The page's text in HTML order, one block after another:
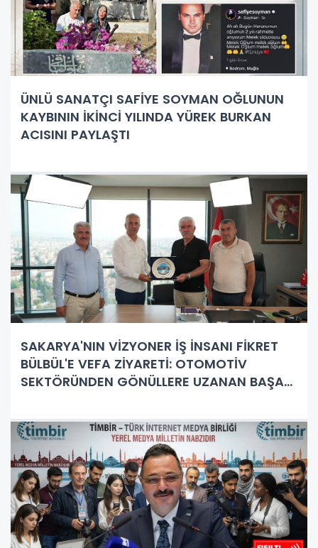
ÜNLÜ SANATÇI SAFİYE SOYMAN OĞLUNUN
KAYBININ İKİNCİ YILINDA YÜREK BURKAN
ACISINI PAYLAŞTI
SAKARYA'NIN VİZYONER İŞ İNSANI FİKRET
BÜLBÜL'E VEFA ZİYARETİ: OTOMOTİV
SEKTÖRÜNDEN GÖNÜLLERE UZANAN BAŞARI